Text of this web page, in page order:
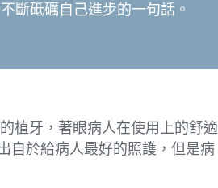
斷砥礪自己進步的一句話。
植牙，著眼病人在使用上的舒適
自於給病人最好的照護，但是病